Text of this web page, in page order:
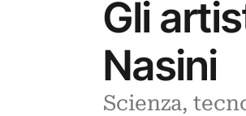
Gli
Nasini
Scienza,